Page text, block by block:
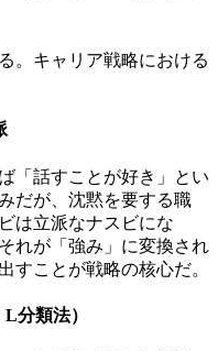
。キャリア戦略における
「話すことが好き」とい
だが、沈黙を要する職
は立派なナスビにな
れが「強み」に変換され
すことが戦略の核心だ。
分類法）